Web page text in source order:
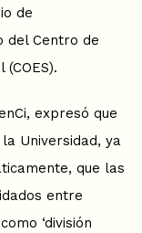
de
del Centro de
expresó que
Universidad, ya
que las
entre
‘división